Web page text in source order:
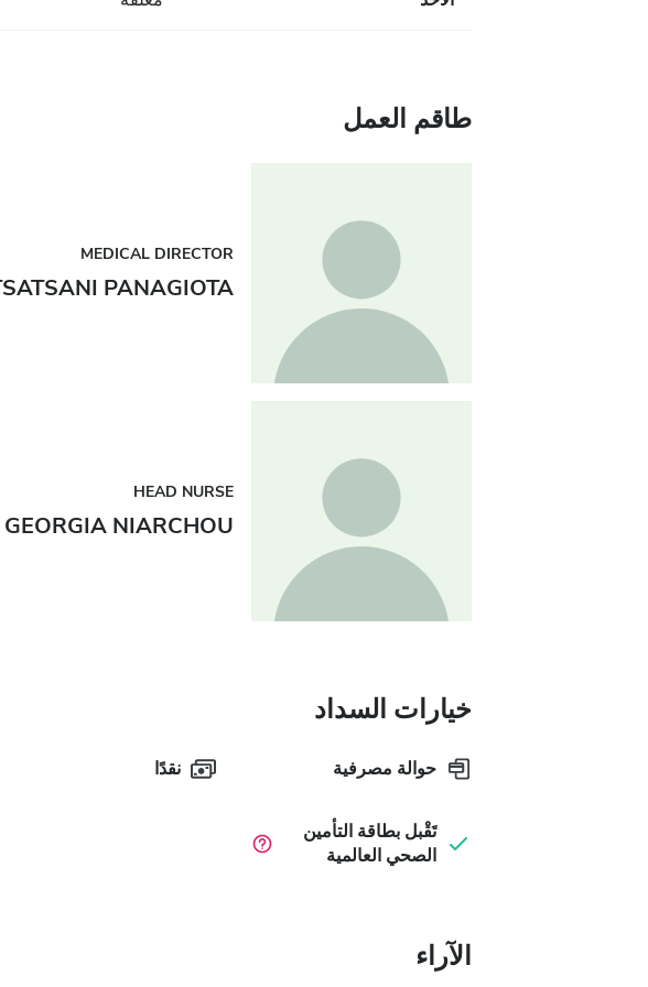
طاقم العمل
MEDICAL DIRECTOR
PANAGIOTA
HEAD NURSE
GEORGIA NIARCHOU
خيارات السداد
حوالة مصرفية نقدًا
تَقْبل بطاقة التأمين
الصحي العالمية
الآراء